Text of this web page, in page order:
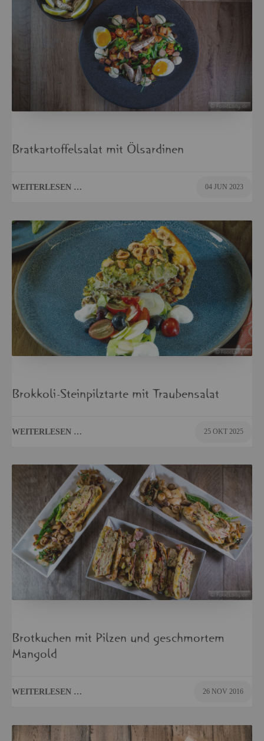
Brat­kar­tof­fel­sa­lat mit Öl­sar­di­nen
WEI­TER­LE­SEN … 04 JUN 2023
Brok­ko­li-Stein­pilz­tar­te mit Trau­ben­sa­lat
WEI­TER­LE­SEN … 25 OKT 2025
Brot­ku­chen mit Pil­zen und ge­schmor­tem
Man­gold
WEI­TER­LE­SEN … 26 NOV 2016